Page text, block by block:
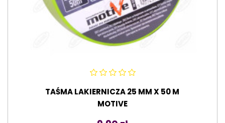
TAŚMA LAKIERNICZA 25 MM X 50 M
MOTIVE